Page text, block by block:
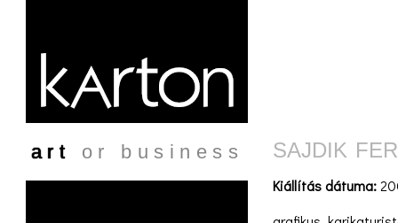
art or business SAJDIK
Kiállítás dátuma: